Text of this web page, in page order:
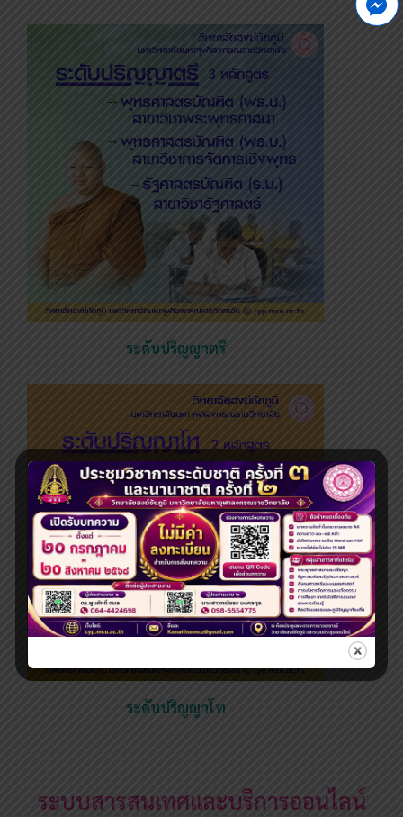
ระดับปริญญาตรี
ระดับปริญญาโท
ระบบสารสนเทศและบริการออนไลน์